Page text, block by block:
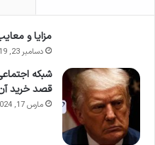
مزایا و
دسامبر 23, 2019
قصد خرید
مارس 17, 2024